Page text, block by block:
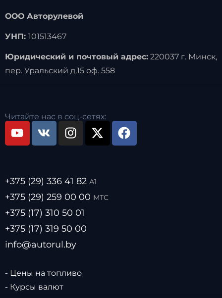
ООО Авторулевой
УНП: 101513467
Юридический и почтовый адрес:220037 г. Минск,
пер. Уральский д.15 оф. 558
Читайте нас в соц-сетях:
+375 (29) 336 41 82 А1
+375 (29) 259 00 00 МТС
+375 (17) 310 50 01
+375 (17) 319 50 00
info@autorul.by
- Цены на топливо
- Курсы валют